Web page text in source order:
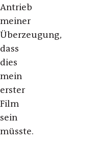
Antrieb
meiner
Überzeugung,
dass
dies
mein
erster
Film
sein
müsste.